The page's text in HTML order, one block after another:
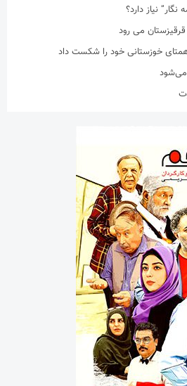
نیاز دارد؟
می رود
همتای خوزستانی خود را شکست داد
می‌شود